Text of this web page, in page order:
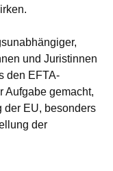
und Juristinnen
den EFTA-
Aufgabe gemacht,
der EU, besonders
der